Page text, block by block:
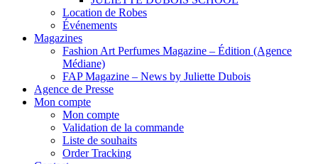
Location de Robes
Événements
Magazines
Fashion Art Perfumes Magazine – Édition (Agence
Médiane)
FAP Magazine – News by Juliette Dubois
Agence de Presse
Mon compte
Mon compte
Validation de la commande
Liste de souhaits
Order Tracking